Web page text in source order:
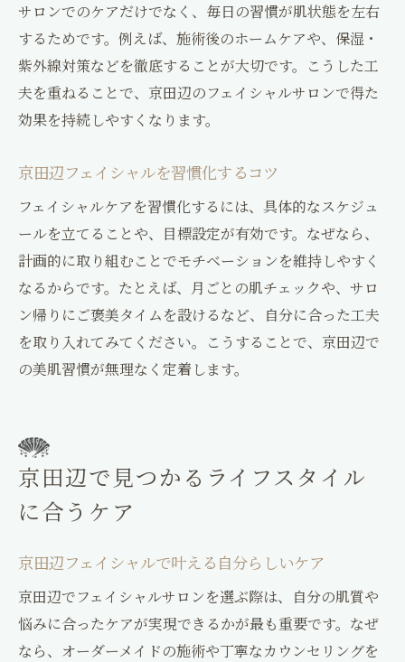
サロンでのケアだけでなく、毎日の習慣が肌状態を左右
するためです。例えば、施術後のホームケアや、保湿・
紫外線対策などを徹底することが大切です。こうした工
夫を重ねることで、京田辺のフェイシャルサロンで得た
効果を持続しやすくなります。
京田辺フェイシャルを習慣化するコツ
フェイシャルケアを習慣化するには、具体的なスケジュ
ールを立てることや、目標設定が有効です。なぜなら、
計画的に取り組むことでモチベーションを維持しやすく
なるからです。たとえば、月ごとの肌チェックや、サロ
ン帰りにご褒美タイムを設けるなど、自分に合った工夫
を取り入れてみてください。こうすることで、京田辺で
の美肌習慣が無理なく定着します。
京田辺で見つかるライフスタイル
に合うケア
京田辺フェイシャルで叶える自分らしいケア
京田辺でフェイシャルサロンを選ぶ際は、自分の肌質や
悩みに合ったケアが実現できるかが最も重要です。なぜ
なら、オーダーメイドの施術や丁寧なカウンセリングを